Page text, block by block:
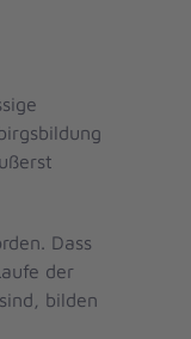
Dass
der
bilden